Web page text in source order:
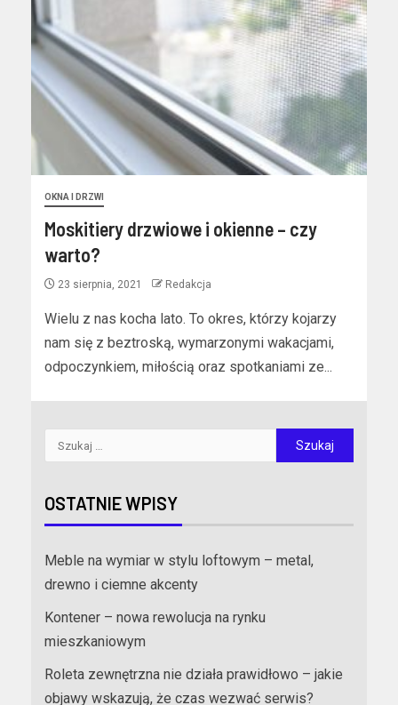
OKNA I DRZWI
Moskitiery drzwiowe i okienne – czy
warto?
23 sierpnia, 2021 Redakcja
Wielu z nas kocha lato. To okres, którzy kojarzy
nam się z beztroską, wymarzonymi wakacjami,
odpoczynkiem, miłością oraz spotkaniami ze...
OSTATNIE WPISY
Meble na wymiar w stylu loftowym – metal,
drewno i ciemne akcenty
Kontener – nowa rewolucja na rynku
mieszkaniowym
Roleta zewnętrzna nie działa prawidłowo – jakie
objawy wskazują, że czas wezwać serwis?